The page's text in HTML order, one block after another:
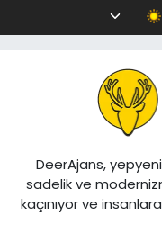
DeerAjans,
sadelik ve
kaçınıyor ve